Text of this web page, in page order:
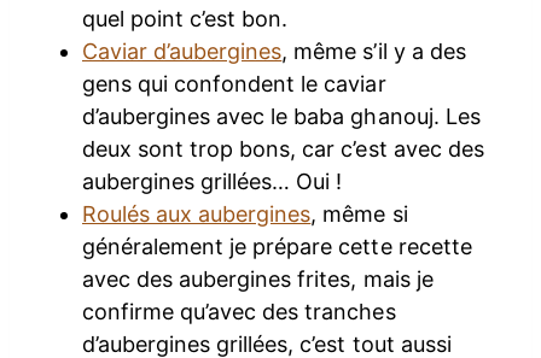
quel point c’est bon.
Caviar d’aubergines, même s’il y a des
gens qui confondent le caviar
d’aubergines avec le baba ghanouj. Les
deux sont trop bons, car c’est avec des
aubergines grillées… Oui !
Roulés aux aubergines, même si
généralement je prépare cette recette
avec des aubergines frites, mais je
confirme qu’avec des tranches
d’aubergines grillées, c’est tout aussi